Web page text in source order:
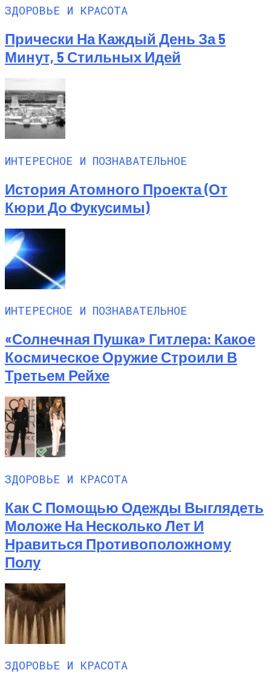
ЗДОРОВЬЕ И КРАСОТА
Прически На Каждый День За 5
Минут, 5 Стильных Идей
ИНТЕРЕСНОЕ И ПОЗНАВАТЕЛЬНОЕ
История Атомного Проекта (от
Кюри До Фукусимы)
ИНТЕРЕСНОЕ И ПОЗНАВАТЕЛЬНОЕ
«Солнечная Пушка» Гитлера: Какое
Космическое Оружие Строили В
Третьем Рейхе
ЗДОРОВЬЕ И КРАСОТА
Как С Помощью Одежды Выглядеть
Моложе На Несколько Лет И
Нравиться Противоположному
Полу
ЗДОРОВЬЕ И КРАСОТА